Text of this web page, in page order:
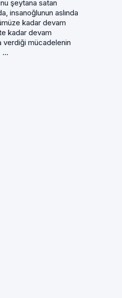
şeytana satan
insanoğlunun aslında
kadar devam
kadar devam
mücadelenin
...